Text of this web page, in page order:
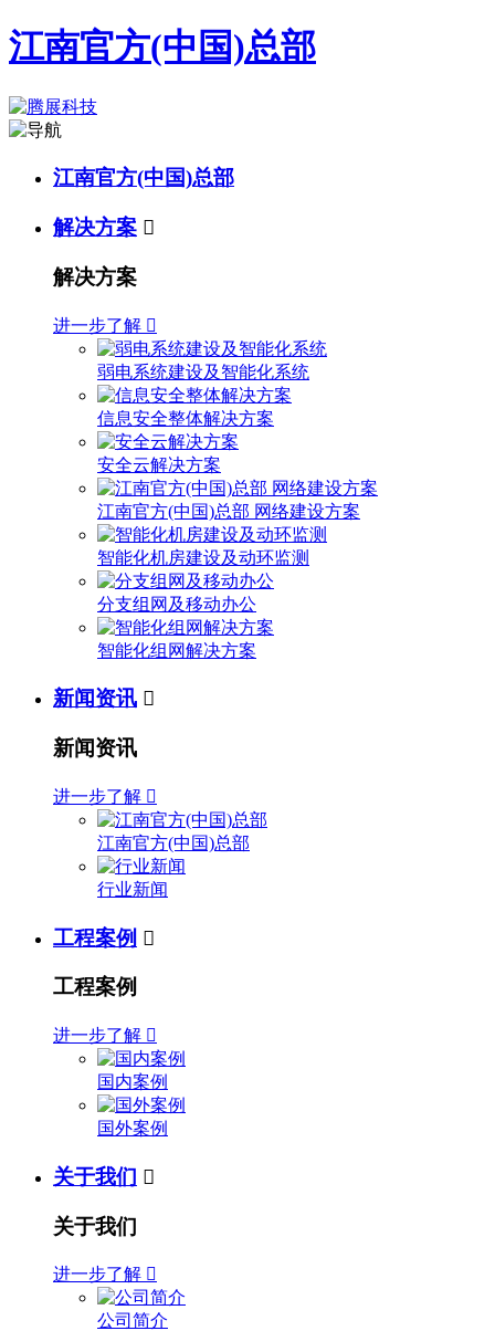
江南官方(中国)总部
江南官方(中国)总部
解决方案 
解决方案
进一步了解 
弱电系统建设及智能化系统
信息安全整体解决方案
安全云解决方案
江南官方(中国)总部 网络建设方案
智能化机房建设及动环监测
分支组网及移动办公
智能化组网解决方案
新闻资讯 
新闻资讯
进一步了解 
江南官方(中国)总部
行业新闻
工程案例 
工程案例
进一步了解 
国内案例
国外案例
关于我们 
关于我们
进一步了解 
公司简介